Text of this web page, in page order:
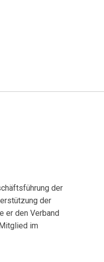
der
der
er den Verband
im